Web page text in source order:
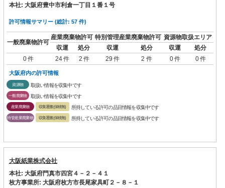
本社: 大阪府豊中市利倉一丁目１番１号
許可情報サマリー (総計: 57 件)
一般廃棄物許可
産業廃棄物許可 特別管理産業廃棄物許可 資源物取扱エリア
収運
処分 収運 処分 収運
処分
0 件
24 件 2 件 29 件 2 件 0 件 0 件
大阪府内の許可情報
資源物 取扱い情報を収集中です
一般廃棄物 取扱い情報を収集中です
産業廃棄物 収集運搬(保積無) 所持している許可の品目情報を収集中です
特管産業廃棄物 収集運搬(保積無) 所持している許可の品目情報を収集中です
大阪紙業株式会社
本社: 大阪府門真市四宮４－２－４１
枚方事業所: 大阪府枚方市長尾家具町２－８－１